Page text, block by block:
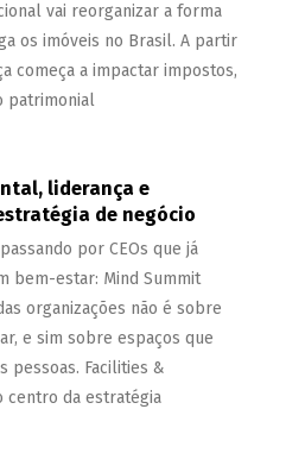
vai reorganizar a forma
os imóveis no Brasil. A partir
começa a impactar impostos,
patrimonial
liderança e
de negócio
por CEOs que já
bem-estar: Mind Summit
organizações não é sobre
e sim sobre espaços que
pessoas. Facilities &
centro da estratégia